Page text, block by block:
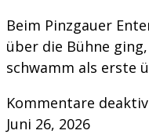
Beim Pinzgauer
über die Bühne
schwamm als erste
Kommentare
Juni 26, 2026